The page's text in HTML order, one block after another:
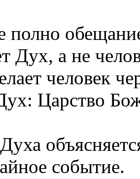
полно
Дух, а не
человек
Царство
событие.